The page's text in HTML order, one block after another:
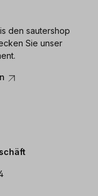
den sautershop
Sie unser